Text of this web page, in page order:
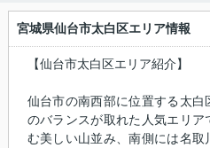
宮城県仙台市太白区エリア情報
【仙台市太白区エリア紹介】
仙台市の南西部に位置する太
のバランスが取れた人気エリ
む美しい山並み、南側には名